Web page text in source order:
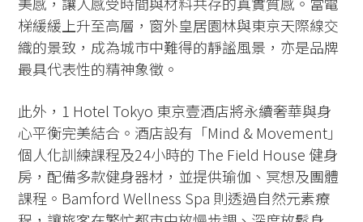
梯緩緩上升至高層，窗外皇居園林與東京天際線交
織的景致，成為城市中難得的靜謐風景，亦是品牌
最具代表性的精神象徵。
此外，1 Hotel Tokyo 東京壹酒店將永續奢華與身
心平衡完美結合。酒店設有「Mind & Movement」
個人化訓練課程及24小時的 The Field House 健身
房，配備多款健身器材，並提供瑜伽、冥想及團體
課程。Bamford Wellness Spa 則透過自然元素療